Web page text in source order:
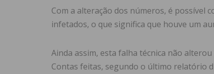
Com a alteração dos números, é possível
infetados, o que significa que houve um
Ainda assim, esta falha técnica não
Contas feitas, segundo o último relatório